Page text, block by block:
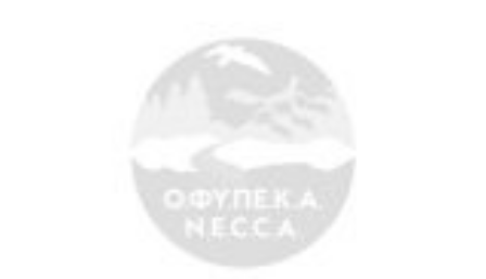
Ο.ΦΥ.ΠΕ.Κ.Α.
Νέα – Δημοσιότητα
Άξονες δράσης
Μ.Δ.Π.Π.